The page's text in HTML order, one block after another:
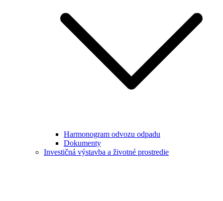
Harmonogram odvozu odpadu
Dokumenty
Investičná výstavba a životné prostredie